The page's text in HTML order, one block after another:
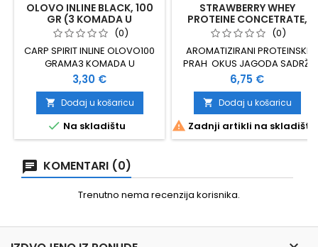
OLOVO INLINE BLACK, 100
GR (3 KOMADA U
PAKIRANJU)(0)
CARP SPIRIT INLINE OLOVO100
GRAMA3 KOMADA U
PAKIRANJUCRNA BOJA
Cijena
3,30 €
 Dodaj u košaricu
 Na skladištu
STRAWBERRY WHEY
PROTEINE CONCETRATE,
400 GR (0)
AROMATIZIRANI PROTEINSKI
PRAH OKUS JAGODA SADRŽI
DO 75% PROTEINA NIZAK UDIO
MASTI PAKIRANJE 400 GRAMA
Cijena
6,75 €
 Dodaj u košaricu
 Zadnji artikli na skladištu
KOMENTARI (0)
Trenutno nema recenzija korisnika.